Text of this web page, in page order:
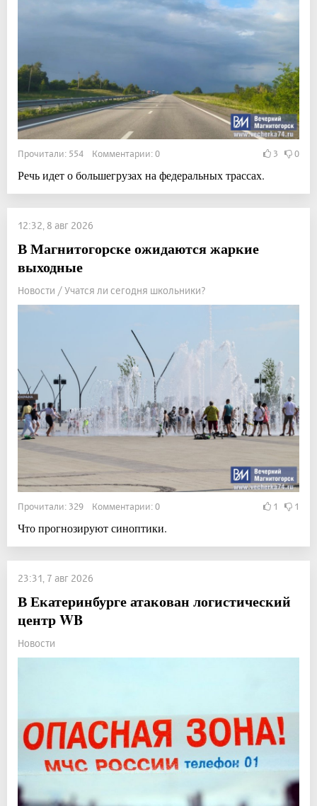
Прочитали: 554 Комментарии: 0 3 0
Речь идет о большегрузах на федеральных трассах.
12:32, 8 авг 2026
В Магнитогорске ожидаются жаркие
выходные
Новости / Учатся ли сегодня школьники?
Прочитали: 329 Комментарии: 0 1 1
Что прогнозируют синоптики.
23:31, 7 авг 2026
В Екатеринбурге атакован логистический
центр WB
Новости